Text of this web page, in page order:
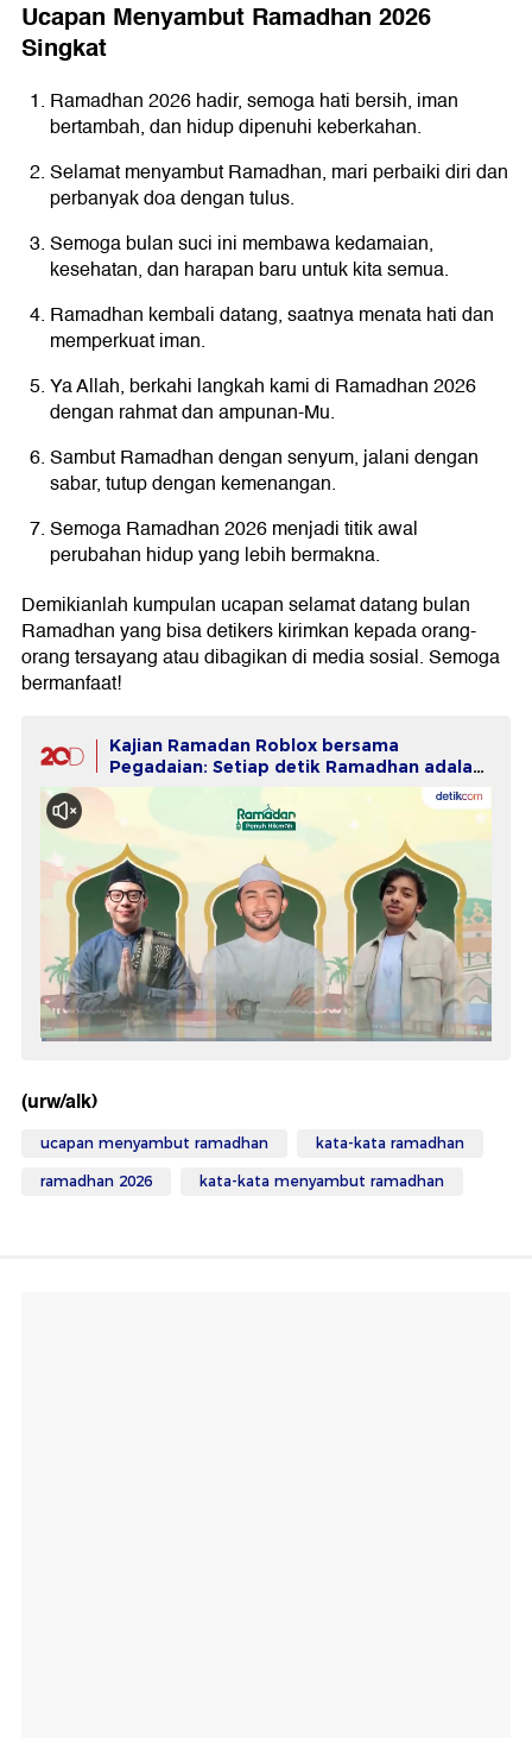
Ucapan Menyambut Ramadhan 2026
Singkat
Ramadhan 2026 hadir, semoga hati bersih, iman
bertambah, dan hidup dipenuhi keberkahan.
Selamat menyambut Ramadhan, mari perbaiki diri dan
perbanyak doa dengan tulus.
Semoga bulan suci ini membawa kedamaian,
kesehatan, dan harapan baru untuk kita semua.
Ramadhan kembali datang, saatnya menata hati dan
memperkuat iman.
Ya Allah, berkahi langkah kami di Ramadhan 2026
dengan rahmat dan ampunan-Mu.
Sambut Ramadhan dengan senyum, jalani dengan
sabar, tutup dengan kemenangan.
Semoga Ramadhan 2026 menjadi titik awal
perubahan hidup yang lebih bermakna.
Demikianlah kumpulan ucapan selamat datang bulan
Ramadhan yang bisa detikers kirimkan kepada orang-
orang tersayang atau dibagikan di media sosial. Semoga
bermanfaat!
Kajian Ramadan Roblox bersama
Pegadaian: Setiap detik Ramadhan adalah
peluang investasi spiritual dan finansial
(urw/alk)
ucapan menyambut ramadhan kata-kata ramadhan
ramadhan 2026 kata-kata menyambut ramadhan